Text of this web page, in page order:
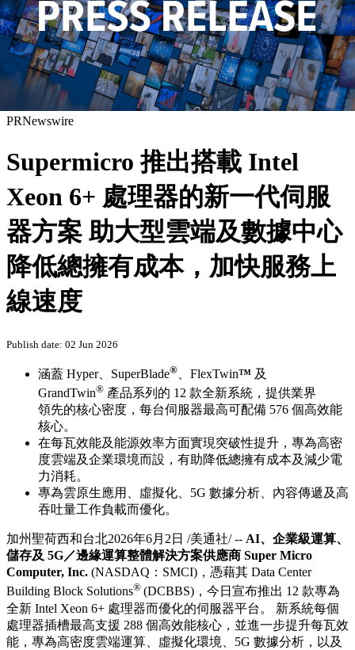
PRNewswire
Supermicro 推出搭載 Intel
Xeon 6+ 處理器的新一代伺服
器方案 助大型雲端及數據中心
降低總擁有成本，加快服務上
線速度
Publish date: 02 Jun 2026
涵蓋 Hyper、SuperBlade® 、FlexTwin™ 及
GrandTwin® 產品系列的 12 款全新系統，提供業界
領先的核心密度，每台伺服器最高可配備 576 個高效能
核心。
在每瓦效能及能源效率方面實現突破性提升，專為高密
度雲端及企業環境而設，有助降低總擁有成本及減少電
力消耗。
專為雲原生應用、虛擬化、5G 數據分析、內容傳遞及高
吞吐量工作負載而優化。
加州聖荷西和台北2026年6月2日 /美通社/ -- AI、企業級運算、
儲存及 5G／邊緣運算整體解決方案供應商 Super Micro
Computer, Inc. (NASDAQ：SMCI)，憑藉其 Data Center
Building Block Solutions® (DCBBS)，今日宣布推出 12 款專為
全新 Intel Xeon 6+ 處理器而優化的伺服器平台。 新系統每個
處理器插槽最高支援 288 個高效能核心，並進一步提升每瓦效
能，專為高密度雲端運算、虛擬化環境、5G 數據分析，以及